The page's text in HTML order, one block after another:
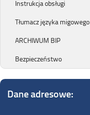
Instrukcja obsługi
Tłumacz języka migowego
ARCHIWUM BIP
Bezpieczeństwo
Dane adresowe: